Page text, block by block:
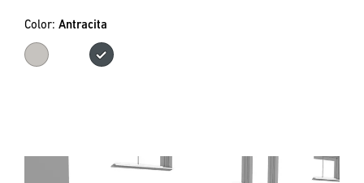
Color: Antracita
Acero inoxidable
Antracita